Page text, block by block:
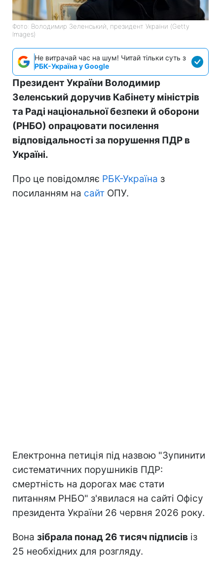
Фото: Володимир Зеленський, президент України (Getty
Images)
Не витрачай час на шум! Читай тільки суть з
РБК-Україна у Google
Президент України Володимир
Зеленський доручив Кабінету міністрів
та Раді національної безпеки й оборони
(РНБО) опрацювати посилення
відповідальності за порушення ПДР в
Україні.
Про це повідомляє РБК-Україна з
посиланням на сайт ОПУ.
Електронна петиція під назвою "Зупинити
систематичних порушників ПДР:
смертність на дорогах має стати
питанням РНБО" з'явилася на сайті Офісу
президента України 26 червня 2026 року.
Вона зібрала понад 26 тисяч підписів із
25 необхідних для розгляду.